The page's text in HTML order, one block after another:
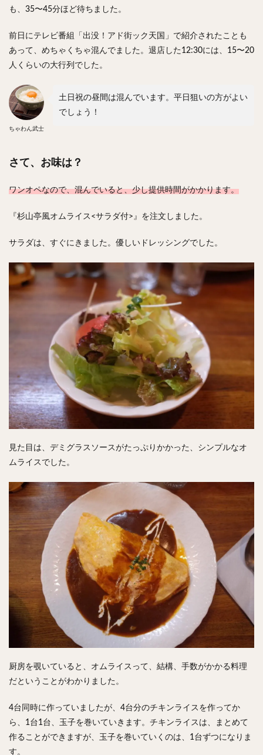
も、35〜45分ほど待ちました。
前日にテレビ番組「出没！アド街ック天国」で紹介されたことも
あって、めちゃくちゃ混んでました。退店した12:30には、15〜20
人くらいの大行列でした。
ちゃわん武士
土日祝の昼間は混んでいます。平日狙いの方がよい
でしょう！
さて、お味は？
ワンオペなので、混んでいると、少し提供時間がかかります。
『杉山亭風オムライス<サラダ付>』を注文しました。
サラダは、すぐにきました。優しいドレッシングでした。
見た目は、デミグラスソースがたっぷりかかった、シンプルなオ
ムライスでした。
厨房を覗いていると、オムライスって、結構、手数がかかる料理
だということがわかりました。
4台同時に作っていましたが、4台分のチキンライスを作ってか
ら、1台1台、玉子を巻いていきます。チキンライスは、まとめて
作ることができますが、玉子を巻いていくのは、1台ずつになりま
す。